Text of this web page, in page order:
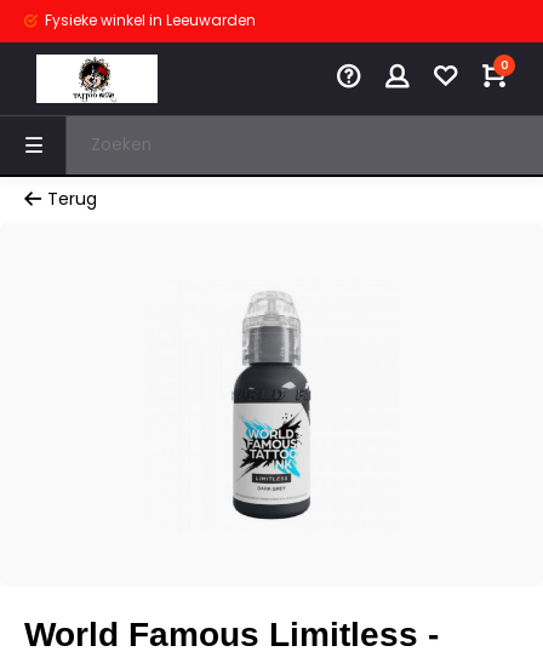
Fysieke winkel in Leeuwarden
0
Terug
World Famous Limitless -